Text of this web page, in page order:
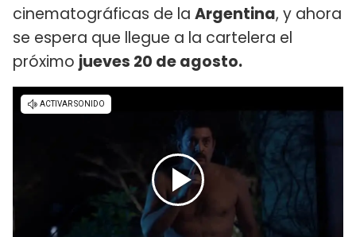
cinematográficas de la Argentina, y ahora
se espera que llegue a la cartelera el
próximo jueves 20 de agosto.